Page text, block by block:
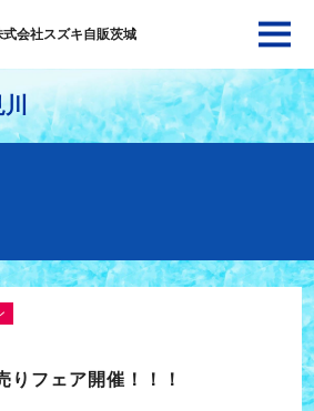
式会社スズキ自販茨城
川
りフェア開催！！！